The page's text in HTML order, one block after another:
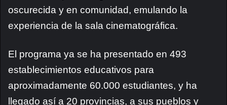
oscurecida y en comunidad, emulando la
experiencia de la sala cinematográfica.
El programa ya se ha presentado en 493
establecimientos educativos para
aproximadamente 60.000 estudiantes, y ha
llegado así a 20 provincias, a sus pueblos y